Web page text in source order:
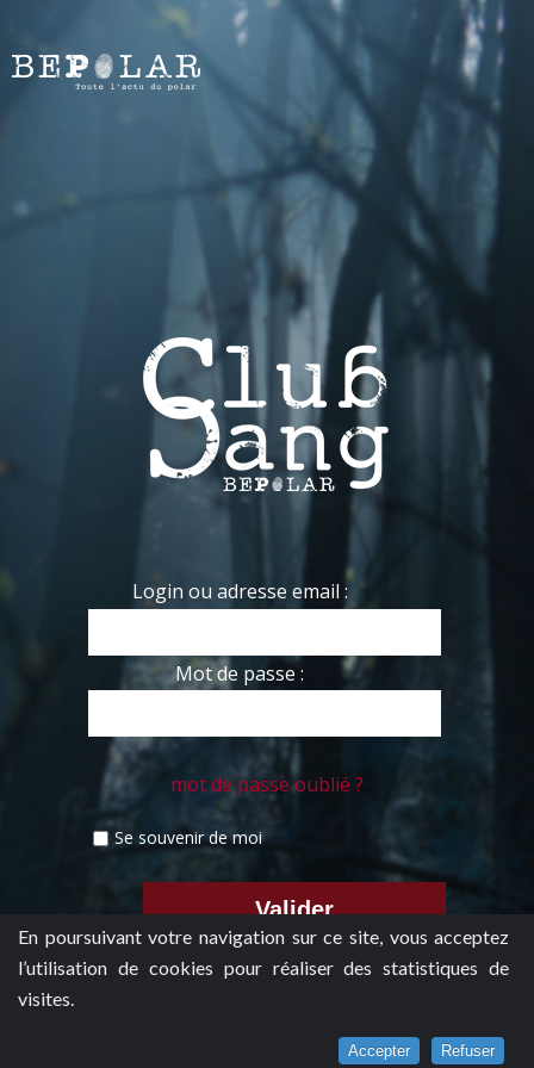
En poursuivant votre navigation sur ce site, vous acceptez
l’utilisation de cookies pour réaliser des statistiques de
visites.
Accepter Refuser
Login ou adresse email :
Mot de passe :
mot de passe oublié ?
Se souvenir de moi